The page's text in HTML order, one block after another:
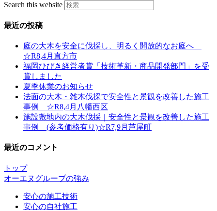
Search this website
最近の投稿
庭の大木を安全に伐採し、明るく開放的なお庭へ
☆R8,4月直方市
福岡ひびき経営者賞「技術革新・商品開発部門」を受
賞しました
夏季休業のお知らせ
法面の大木・雑木伐採で安全性と景観を改善した施工
事例 ☆R8,4月八幡西区
施設敷地内の大木伐採｜安全性と景観を改善した施工
事例 (参考価格有り)☆R7,9月芦屋町
最近のコメント
トップ
オーエヌグループの強み
安心の施工技術
安心の自社施工